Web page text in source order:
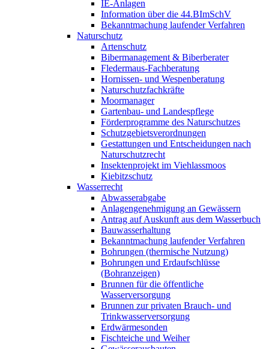
IE-Anlagen
Information über die 44.BImSchV
Bekanntmachung laufender Verfahren
Naturschutz
Artenschutz
Bibermanagement & Biberberater
Fledermaus-Fachberatung
Hornissen- und Wespenberatung
Naturschutzfachkräfte
Moormanager
Gartenbau- und Landespflege
Förderprogramme des Naturschutzes
Schutzgebietsverordnungen
Gestattungen und Entscheidungen nach
Naturschutzrecht
Insektenprojekt im Viehlassmoos
Kiebitzschutz
Wasserrecht
Abwasserabgabe
Anlagengenehmigung an Gewässern
Antrag auf Auskunft aus dem Wasserbuch
Bauwasserhaltung
Bekanntmachung laufender Verfahren
Bohrungen (thermische Nutzung)
Bohrungen und Erdaufschlüsse
(Bohranzeigen)
Brunnen für die öffentliche
Wasserversorgung
Brunnen zur privaten Brauch- und
Trinkwasserversorgung
Erdwärmesonden
Fischteiche und Weiher